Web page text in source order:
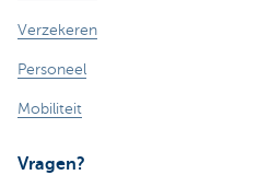
Verzekeren
Personeel
Mobiliteit
Vragen?